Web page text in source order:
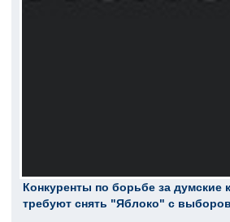
Конкуренты по борьбе за думские
требуют снять "Яблоко" с выборов